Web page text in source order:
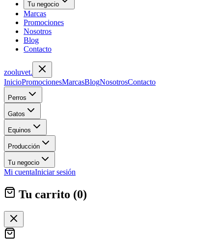
Tu negocio
Marcas
Promociones
Nosotros
Blog
Contacto
zooluvet.
InicioPromocionesMarcasBlogNosotrosContacto
Perros
Gatos
Equinos
Producción
Tu negocio
Mi cuentaIniciar sesión
Tu carrito (0)